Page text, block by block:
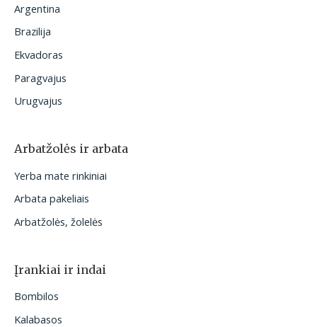
Argentina
Brazilija
Ekvadoras
Paragvajus
Urugvajus
Arbatžolės ir arbata
Yerba mate rinkiniai
Arbata pakeliais
Arbatžolės, žolelės
Įrankiai ir indai
Bombilos
Kalabasos